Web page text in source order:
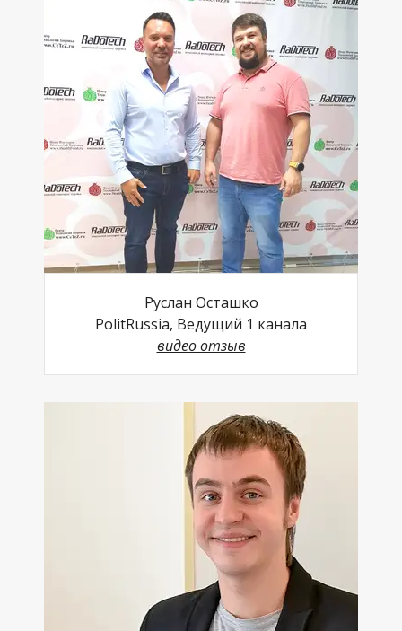
Руслан Осташко
PolitRussia, Ведущий 1 канала
видео отзыв